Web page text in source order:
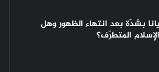
بشدّة بعد انتهاء الظهور وهل
المتطرّف؟